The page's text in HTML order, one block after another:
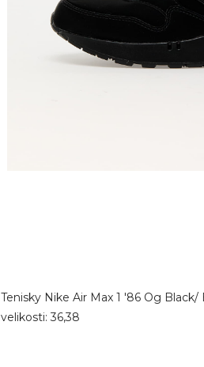
Tenisky Nike Air Max 1 '86 Og
velikosti: 36,38